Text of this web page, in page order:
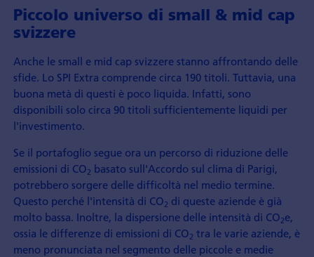
Piccolo universo di small & mid cap
svizzere
Anche le small e mid cap svizzere stanno affrontando delle
sfide. Lo SPI Extra comprende circa 190 titoli. Tuttavia, una
buona metà di questi è poco liquida. Infatti, sono
disponibili solo circa 90 titoli sufficientemente liquidi per
l'investimento.
Se il portafoglio segue ora un percorso di riduzione delle
emissioni di CO2 basato sull'Accordo sul clima di Parigi,
potrebbero sorgere delle difficoltà nel medio termine.
Questo perché l'intensità di CO2 di queste aziende è già
molto bassa. Inoltre, la dispersione delle intensità di CO2e,
ossia le differenze di emissioni di CO2 tra le varie aziende, è
meno pronunciata nel segmento delle piccole e medie